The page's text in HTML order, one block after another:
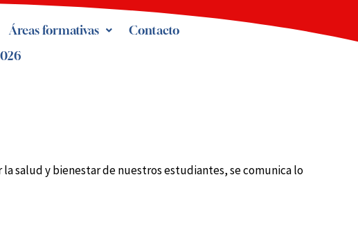
Áreas formativas
Contacto
salud y bienestar de nuestros estudiantes, se comunica lo